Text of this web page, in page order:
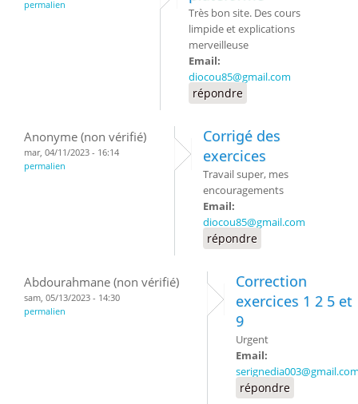
permalien
Très bon site. Des cours
limpide et explications
merveilleuse
Email:
diocou85@gmail.com
répondre
Anonyme (non vérifié)
mar, 04/11/2023 - 16:14
permalien
Corrigé des
exercices
Travail super, mes
encouragements
Email:
diocou85@gmail.com
répondre
Abdourahmane (non vérifié)
sam, 05/13/2023 - 14:30
permalien
Correction
exercices 1 2 5 et
9
Urgent
Email:
répondre